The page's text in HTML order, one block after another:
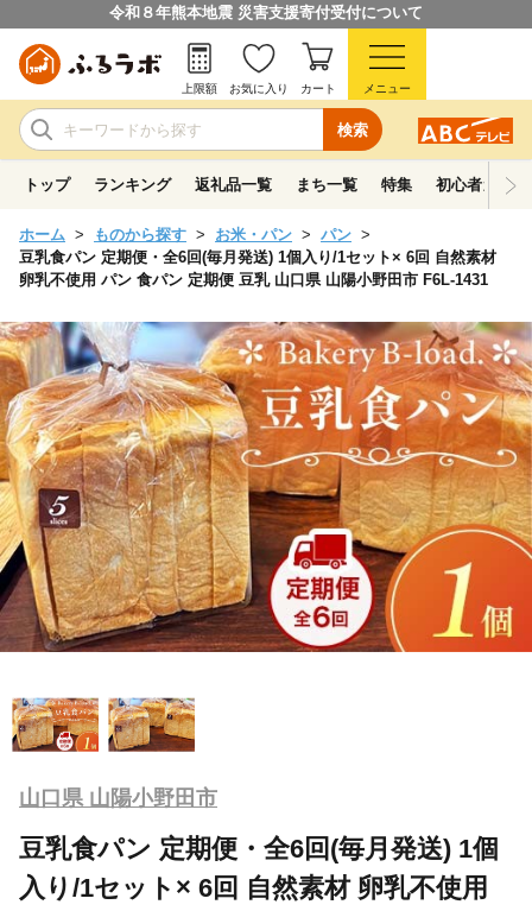
令和８年熊本地震 災害支援寄付受付について
検索
上限額 お気に入り カート メニュー
トップ ランキング 返礼品一覧 まち一覧 特集 初心者ガイド
ホーム ものから探す お米・パン
パン
豆乳食パン 定期便・全6回(毎月発送) 1個入り/1セット× 6回 自然素材
卵乳不使用 パン 食パン 定期便 豆乳 山口県 山陽小野田市 F6L-1431
山口県 山陽小野田市
豆乳食パン 定期便・全6回(毎月発送) 1個
入り/1セット× 6回 自然素材 卵乳不使用